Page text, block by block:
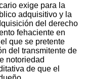
exige para la
adquisitivo y la
del derecho
fehaciente en
que se pretente
del transmitente de
notoriedad
de que el